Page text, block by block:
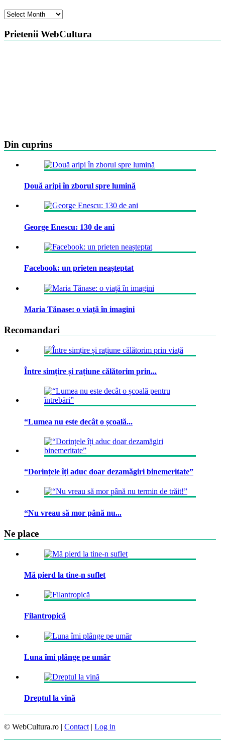
Arhiva
Prietenii WebCultura
Din cuprins
Două aripi în zborul spre lumină
George Enescu: 130 de ani
Facebook: un prieten neașteptat
Maria Tănase: o viață în imagini
Recomandari
Între simțire și rațiune călătorim prin...
“Lumea nu este decât o școală...
“Dorințele îți aduc doar dezamăgiri binemeritate”
“Nu vreau să mor până nu...
Ne place
Mă pierd la tine-n suflet
Filantropică
Luna îmi plânge pe umăr
Dreptul la vină
© WebCultura.ro | Contact | Log in